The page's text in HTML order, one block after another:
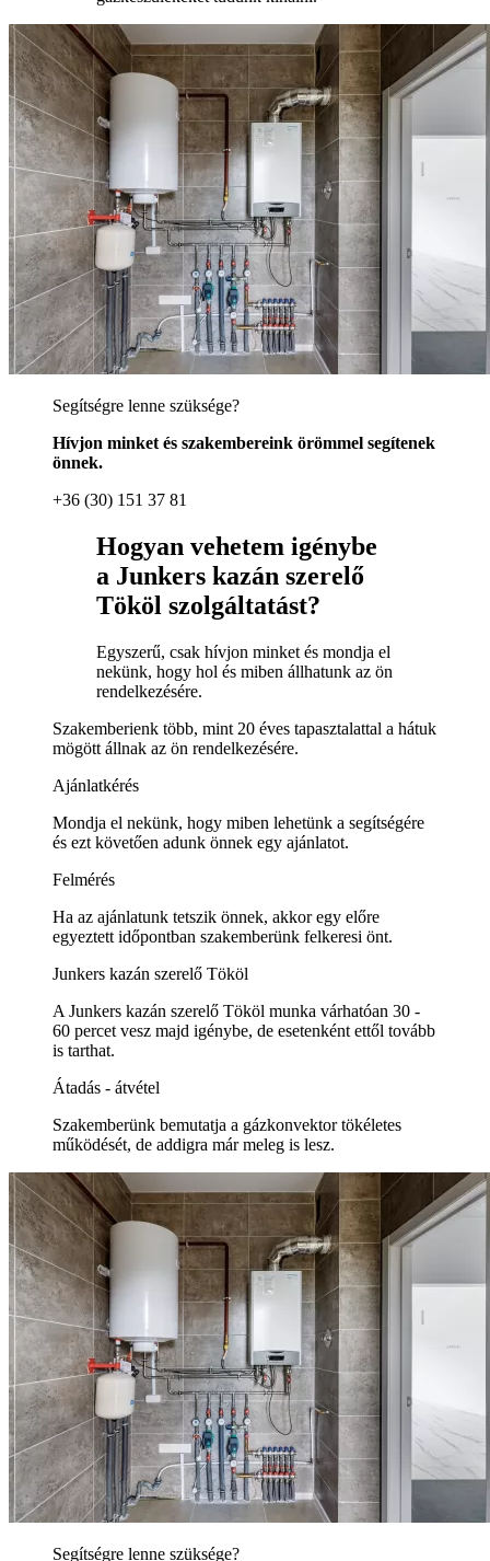
Segítségre lenne szüksége?
Hívjon minket és szakembereink örömmel segítenek
önnek.
+36 (30) 151 37 81
Hogyan vehetem igénybe
a Junkers kazán szerelő
Tököl szolgáltatást?
Egyszerű, csak hívjon minket és mondja el
nekünk, hogy hol és miben állhatunk az ön
rendelkezésére.
Szakemberienk több, mint 20 éves tapasztalattal a hátuk
mögött állnak az ön rendelkezésére.
Ajánlatkérés
Mondja el nekünk, hogy miben lehetünk a segítségére
és ezt követően adunk önnek egy ajánlatot.
Felmérés
Ha az ajánlatunk tetszik önnek, akkor egy előre
egyeztett időpontban szakemberünk felkeresi önt.
Junkers kazán szerelő Tököl
A Junkers kazán szerelő Tököl munka várhatóan 30 -
60 percet vesz majd igénybe, de esetenként ettől tovább
is tarthat.
Átadás - átvétel
Szakemberünk bemutatja a gázkonvektor tökéletes
működését, de addigra már meleg is lesz.
Segítségre lenne szüksége?